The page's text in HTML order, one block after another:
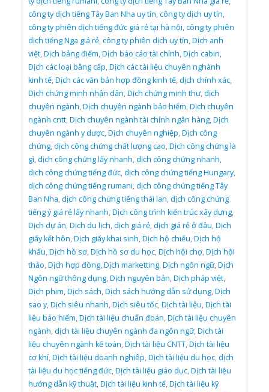
công ty dịch tiếng Tây Ban Nha uy tín,công ty dịch uy tín,
công ty phiên dịch tiếng đức giá rẻ tại hà nội,công ty phiên
dịch tiếng Nga giá rẻ,công ty phiên dịch uy tín,Dịch anh
việt,Dịch bảng điểm,Dịch báo cáo tài chính,Dịch cabin,
Dịch các loại bằng cấp,Dịch các tài liệu chuyên nghành
kinh tế,Dịch các văn bản hợp đồng kinh tế,dịch chính xác,
Dịch chứng minh nhân dân,Dịch chứng minh thư,dịch
chuyên ngành,Dịch chuyên ngành bảo hiểm,Dịch chuyên
ngành cntt,Dịch chuyên ngành tài chính ngân hàng,Dịch
chuyên ngành y dược,Dịch chuyên nghiệp,Dịch công
chứng,dịch công chứng chất lượng cao,Dịch công chứng là
gì,dịch công chứng lấy nhanh,dịch công chứng nhanh,
dịch công chứng tiếng đức,dịch công chứng tiếng Hungary,
dịch công chứng tiếng rumani,dịch công chứng tiếng Tây
Ban Nha,dịch công chứng tiếng thái lan,dịch công chứng
tiếng ý giá rẻ lấy nhanh,Dịch công trình kiến trúc xây dựng,
Dịch dự án,Dịch du lịch,dịch giá rẻ,dịch giá rẻ ở đâu,Dịch
giấy kết hôn,Dịch giấy khai sinh,Dịch hộ chiếu,Dịch hộ
khẩu,Dịch hồ sơ,Dịch hồ sơ du học,Dịch hội chợ,Dịch hội
thảo,Dịch hợp đồng,Dịch marketting,Dịch ngôn ngữ,Dịch
Ngôn ngữ thông dụng,Dịch nguyên bản,Dịch pháp việt,
Dịch phim,Dịch sách,Dịch sách hướng dẫn sử dụng,Dịch
sao y,Dịch siêu nhanh,Dịch siêu tốc,Dịch tài liệu,Dịch tài
liệu bảo hiểm,Dịch tài liệu chuẩn đoán,Dịch tài liệu chuyên
ngành,dịch tài liệu chuyên ngành đa ngôn ngữ,Dịch tài
liệu chuyên ngành kế toán,Dịch tài liệu CNTT,Dịch tài liệu
cơ khí,Dịch tài liệu doanh nghiêp,Dịch tài liệu du học,dịch
tài liệu du học tiếng đức,Dịch tài liệu giáo dục,Dịch tài liệu
hướng dẫn kỹ thuật,Dịch tài liệu kinh tế,Dịch tài liệu kỹ